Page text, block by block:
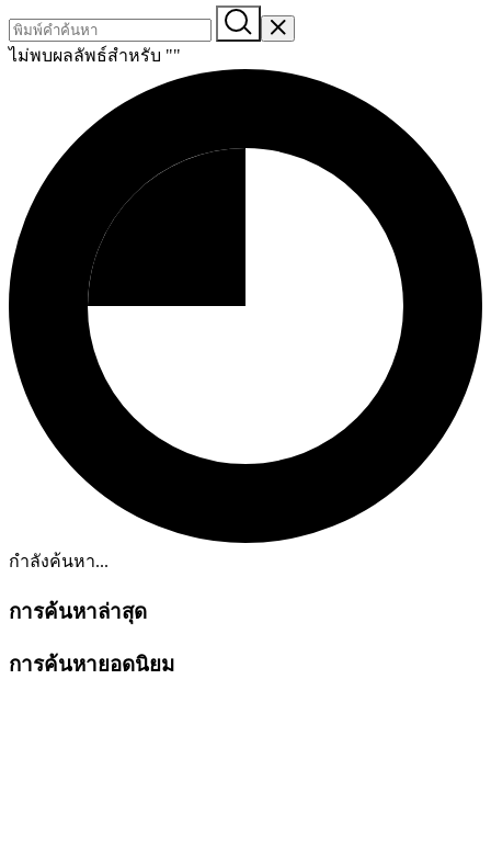
ไม่พบผลลัพธ์สำหรับ ""
กำลังค้นหา...
การค้นหาล่าสุด
การค้นหายอดนิยม